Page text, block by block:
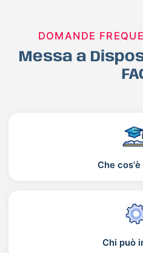
DOMANDE
Messa a
Che cos'è
Chi può